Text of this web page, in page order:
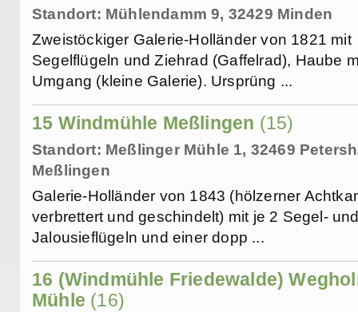
Standort: Mühlendamm 9, 32429 Minden
Zweistöckiger Galerie-Holländer von 1821 mit
Segelflügeln und Ziehrad (Gaffelrad), Haube
Umgang (kleine Galerie). Ursprüng ...
15 Windmühle Meßlingen (15)
Standort: Meßlinger Mühle 1, 32469
Meßlingen
Galerie-Holländer von 1843 (hölzerner
verbrettert und geschindelt) mit je 2 Segel-
Jalousieflügeln und einer dopp ...
16 (Windmühle Friedewalde)
Mühle (16)